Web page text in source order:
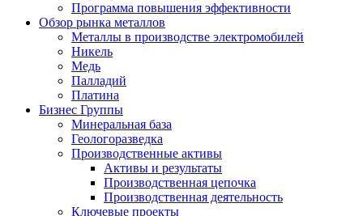
Программа повышения эффективности
Обзор рынка металлов
Металлы в производстве электромобилей
Никель
Медь
Палладий
Платина
Бизнес Группы
Минеральная база
Геологоразведка
Производственные активы
Активы и результаты
Производственная цепочка
Производственная деятельность
Ключевые проекты